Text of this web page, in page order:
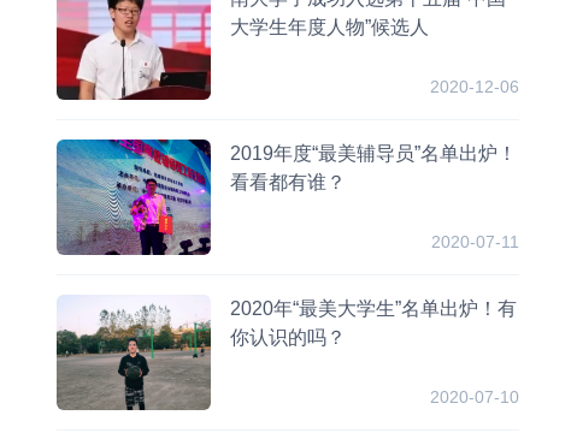
大学生年度人物”候选人
2020-12-06
2019年度“最美辅导员”名单出炉！
看看都有谁？
2020-07-11
​2020年“最美大学生”名单出炉！有
你认识的吗？
2020-07-10